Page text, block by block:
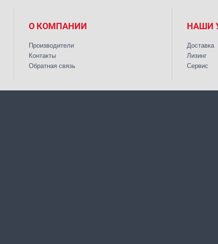
О КОМПАНИИ
Производители
Контакты
Обратная связь
НАШИ
Доставка
Лизинг
Сервис